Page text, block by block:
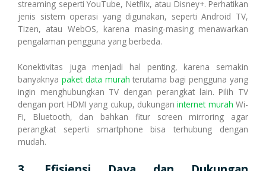
streaming seperti YouTube, Netflix, atau Disney+. Perhatikan
jenis sistem operasi yang digunakan, seperti Android TV,
Tizen, atau WebOS, karena masing-masing menawarkan
pengalaman pengguna yang berbeda.
Konektivitas juga menjadi hal penting, karena semakin
banyaknya paket data murah terutama bagi pengguna yang
ingin menghubungkan TV dengan perangkat lain. Pilih TV
dengan port HDMI yang cukup, dukungan internet murah Wi-
Fi, Bluetooth, dan bahkan fitur screen mirroring agar
perangkat seperti smartphone bisa terhubung dengan
mudah.